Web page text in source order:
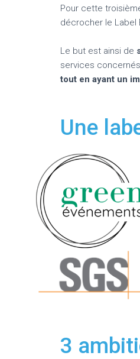
Pour cette
décrocher le Label
Le but est ainsi de
services concernés
tout en ayant un
Une
3